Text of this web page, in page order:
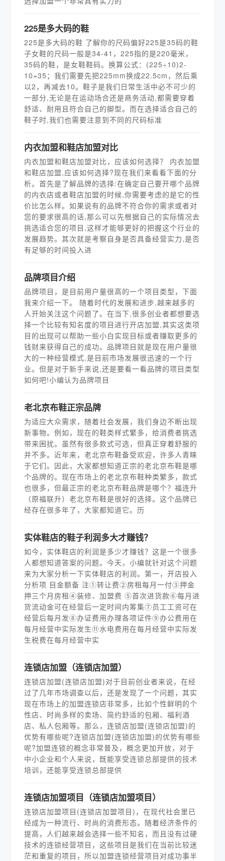
225是多大码的鞋
225是多大码的鞋 了解你的尺码偏好225是35码的鞋
子女鞋的尺码一般是34-41，225指的是220毫米，
35码的鞋，是女鞋鞋码。换算公式：(225÷10)2-
10=35；我们需要先把225mm换成22.5cm，然后乘
以2，再减去10。鞋子是我们日常生活中必不可少的
一部分,无论是在运动场合还是商务活动,都需要穿着
舒适、耐用且符合自己的脚型。而在选择适合自己的
鞋子时,我们也需要注意到不同的尺码标准
内衣加盟和鞋店加盟对比
内衣加盟和鞋店加盟对比，应该如何选择？ 内衣加盟
和鞋店加盟,应该如何选择?现在我们来看看下面的分
析。首先是了解品牌的选择:在确定自己要开哪个品牌
的内衣店或者鞋店加盟的时候,你需要考虑的是它的性
价比怎么样。如果说有的品牌不符合你的需求或者对
您的要求很高的话,那么可以先根据自己的实际情况去
挑选适合您的项目,这样才能够更好的把握这个行业的
发展趋势。其次就是考察自身是否具备经营实力,是否
有足够的时间投入进
品牌项目介绍
品牌项目，是目前用户量很高的一个项目类型，下面
我来介绍一下。 随着时代的发展和进步,越来越多的
人开始关注这个问题了。在当下,很多创业者都想要选
择一个比较有知名度的项目进行开店加盟,其实这类项
目的出现可以帮助一些小白实现目标或者赚取更多的
钱财来获得自己的成功。品牌项目就是现在用户量很
大的一种经营模式,是目前市场发展很迅速的一个行
业。但是对于新手来说,还是要看一看品牌的项目类型
如何吧!小编认为品牌项目
老北京布鞋正宗品牌
为适应大众需求，随着社会发展，我们身边不断出现
新事物。例如，现在的鞋类样式繁多，给消费者挑选
带来困扰。虽然有很多款式可选，但真正穿着舒服的
并不多。近年来，老北京布鞋备受欢迎，许多人青睐
于它们。因此，大家都想知道正宗的老北京布鞋是哪
个品牌的。现在市场上的老北京布鞋种类繁多，款式
也很多，但最正宗的老北京布鞋品牌是哪个？福连升
（原福联升）老北京布鞋是很好的选择。这个品牌已
经存在很多年了，大家都知道它。历
实体鞋店的鞋子利润多大才赚钱？
如今，实体鞋店的利润是多少才赚钱？这是一个很多
人都想知道答案的问题。今天，小编就针对这个问题
来为大家分析一下实体鞋店的利润。第一，开店投入
分析项 目金额备 注①转让费②房租每月一付③押金
押三个月房租④装修、加盟费 ⑤首次进货款⑥每月进
货流动金可在经营后一定时间内筹集⑦员工工资可在
经营后每月发⑧办证费用办理各项证件⑨办公费用在
每月经营中实际发生⑪水电费用在每月经营中实际发
生税费在每月经营中实
连锁店加盟（连锁店加盟）
连锁店加盟(连锁店加盟)对于目前创业者来说，在经
过了几年市场调查以后，还是发现了一个问题，其实
现在市场上的加盟连锁店非常多，比如个性鲜明的个
性店、时尚多样的卖场、简约舒适的包厢、福利酒
店、私人包厢等。那么，连锁店加盟(连锁店加盟)的
优势有哪些呢?连锁店加盟(连锁店加盟)的优势有哪些
呢?加盟连锁的概念非常普及，概念更加开放，对于
中小企业和个人来说，既能享受连锁总部提供的技术
培训，还能享受连锁总部提供
连锁店加盟项目（连锁店加盟项目）
连锁店加盟项目(连锁店加盟项目)，在现代社会里已
经成为一种流行、时尚的消费形态。随着经济条件的
提高，人们越来越会选择一些不知名，而且没有过硬
技术的连锁经营项目，这些项目是我们在当前比较迷
茫和重复的项目，所以加盟连锁经营项目对成功事半